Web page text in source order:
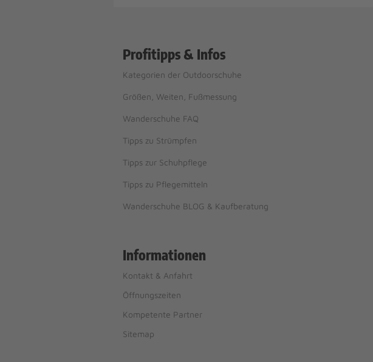
Profitipps & Infos
Kategorien der Outdoorschuhe
Größen, Weiten, Fußmessung
Wanderschuhe FAQ
Tipps zu Strümpfen
Tipps zur Schuhpflege
Tipps zu Pflegemitteln
Wanderschuhe BLOG & Kaufberatung
Informationen
Kontakt & Anfahrt
Öffnungszeiten
Kompetente Partner
Sitemap